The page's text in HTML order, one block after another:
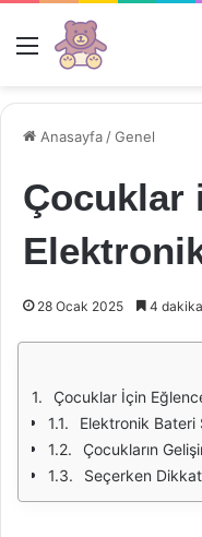
Menü
Anasayfa /Genel
Çocuklar
28 Ocak 2025 4
Çocuklar İçin Eğlenceli
Elektronik Bateri
Çocukların
Seçerken